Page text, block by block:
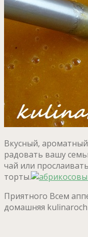
Вкусный,
радовать вашу
чай или
торты.
Приятного Всем
домашняя